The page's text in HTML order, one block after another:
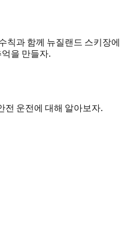
칙과 함께 뉴질랜드 스키장에
을 만들자.
전 운전에 대해 알아보자.